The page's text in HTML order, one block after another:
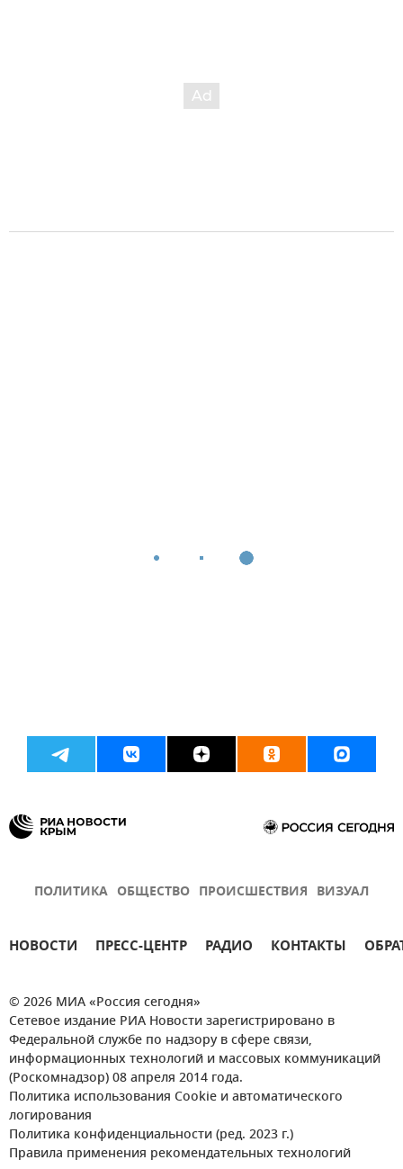
ПОЛИТИКА ОБЩЕСТВО ПРОИСШЕСТВИЯ ВИЗУАЛ
НОВОСТИ ПРЕСС-ЦЕНТР РАДИО КОНТАКТЫ
© 2026 МИА «Россия сегодня»
Сетевое издание РИА Новости зарегистрировано в
Федеральной службе по надзору в сфере связи,
информационных технологий и массовых коммуникаций
(Роскомнадзор) 08 апреля 2014 года.
Политика использования Cookie и автоматического
логирования
Политика конфиденциальности (ред. 2023 г.)
Правила применения рекомендательных технологий